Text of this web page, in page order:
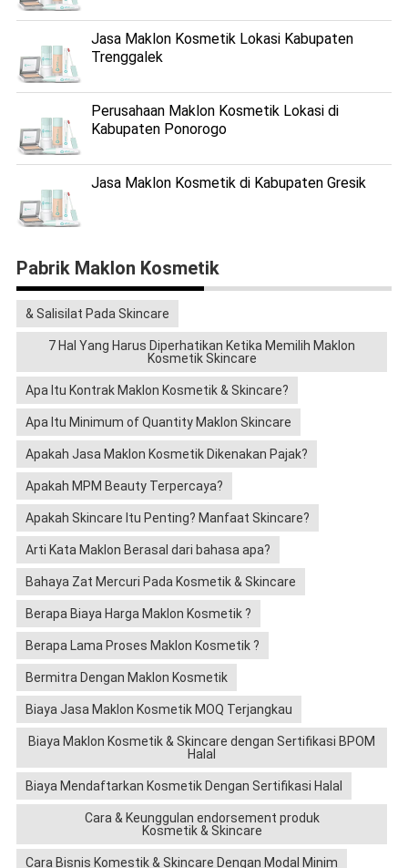
Jasa Maklon Kosmetik Lokasi Kabupaten
Trenggalek
Perusahaan Maklon Kosmetik Lokasi di
Kabupaten Ponorogo
Jasa Maklon Kosmetik di Kabupaten Gresik
Pabrik Maklon Kosmetik
& Salisilat Pada Skincare
7 Hal Yang Harus Diperhatikan Ketika Memilih Maklon
Kosmetik Skincare
Apa Itu Kontrak Maklon Kosmetik & Skincare?
Apa Itu Minimum of Quantity Maklon Skincare
Apakah Jasa Maklon Kosmetik Dikenakan Pajak?
Apakah MPM Beauty Terpercaya?
Apakah Skincare Itu Penting? Manfaat Skincare?
Arti Kata Maklon Berasal dari bahasa apa?
Bahaya Zat Mercuri Pada Kosmetik & Skincare
Berapa Biaya Harga Maklon Kosmetik ?
Berapa Lama Proses Maklon Kosmetik ?
Bermitra Dengan Maklon Kosmetik
Biaya Jasa Maklon Kosmetik MOQ Terjangkau
Biaya Maklon Kosmetik & Skincare dengan Sertifikasi BPOM
Halal
Biaya Mendaftarkan Kosmetik Dengan Sertifikasi Halal
Cara & Keunggulan endorsement produk
Kosmetik & Skincare
Cara Bisnis Komestik & Skincare Dengan Modal Minim